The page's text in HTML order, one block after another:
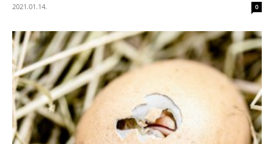
2021.01.14. 0